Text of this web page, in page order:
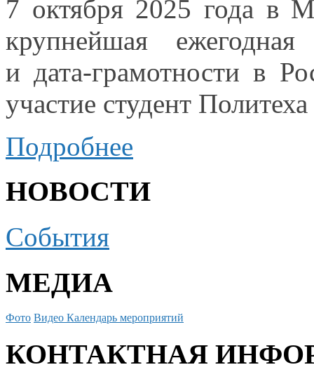
7 октября 2025 года в
крупнейшая
и дата-грамотности в
участие студент
Подробнее
НОВОСТИ
События
МЕДИА
Фото Видео Календарь мероприятий
КОНТАКТНАЯ